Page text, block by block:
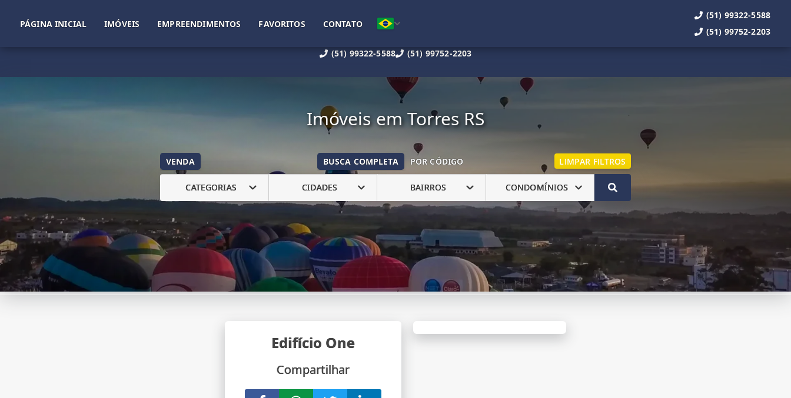
(51) 99322-5588 (51) 99752-2203
PÁGINA INICIAL IMÓVEIS EMPREENDIMENTOS FAVORITOS CONTATO
(51) 99322-5588
(51) 99752-2203
Imóveis em Torres RS
VENDA BUSCA COMPLETA POR CÓDIGO LIMPAR FILTROS
CATEGORIAS CIDADES BAIRROS CONDOMÍNIOS
Edifício One
Compartilhar